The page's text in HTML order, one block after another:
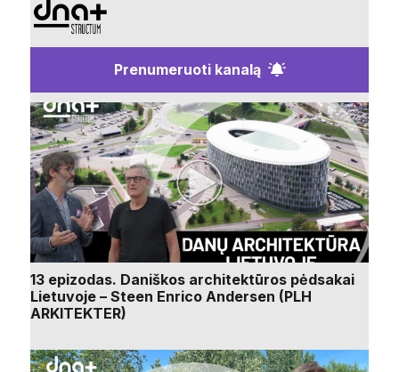
Prenumeruoti kanalą
13 epizodas. Daniškos architektūros pėdsakai
Lietuvoje – Steen Enrico Andersen (PLH
ARKITEKTER)